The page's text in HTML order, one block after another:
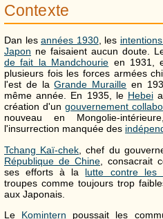
Contexte
Dan lesannées 1930, les
Japon ne faisaient aucun doute.
de fait la Mandchourie en 1931,
plusieurs fois les forces armées
l'est de laGrande Muraille en
même année. En 1935, le Hebei
création d'un gouvernement
nouveau en Mongolie-
l'insurrection manquée des
Tchang Kaï-chek , chef du
République de Chine , consacrait
ses efforts à la lutte contre les
troupes comme toujours trop
aux Japonais.
Le Komintern poussait les